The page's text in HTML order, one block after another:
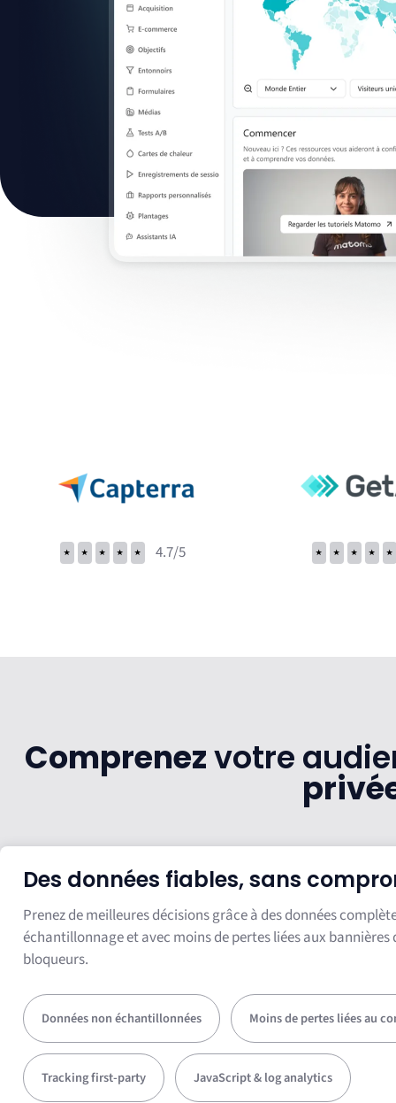
⭑ ⭑ ⭑ ⭑ ⭑ 4.7/5 ⭑ ⭑ ⭑ ⭑ ⭑
Comprenezvotre
Des données fiables, sans
Prenez de meilleures décisions grâce à des données
échantillonnage et avec moins de pertes liées aux
bloqueurs.
Données non échantillonnées Moins de pertes liées au
Tracking first-party JavaScript & log analytics